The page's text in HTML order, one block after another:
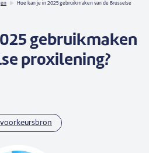
Hoe kan je in 2025 gebruikmaken van de Brusselse
gebruikmaken
proxilening?